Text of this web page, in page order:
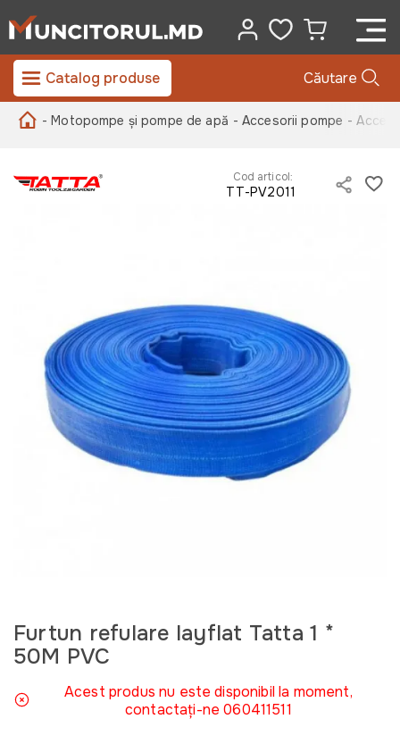
Catalog produse Căutare
- Motopompe și pompe de apă - Accesorii pompe -
Cod articol:
TT-PV2011
Furtun refulare layflat Tatta 1 *
50M PVC
Acest produs nu este disponibil la moment,
contactați-ne 060411511